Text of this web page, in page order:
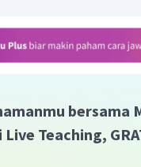
juga sebagai
atas barang
dapat dipenuhi
harga-harga
adalah pilihan C.
bersama
Live Teaching,